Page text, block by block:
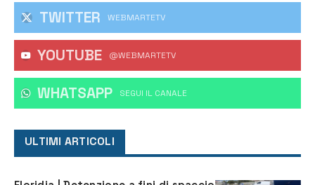
TWITTER WEBMARTETV
YOUTUBE @WEBMARTETV
WHATSAPP ‎SEGUI IL CANALE
ULTIMI ARTICOLI